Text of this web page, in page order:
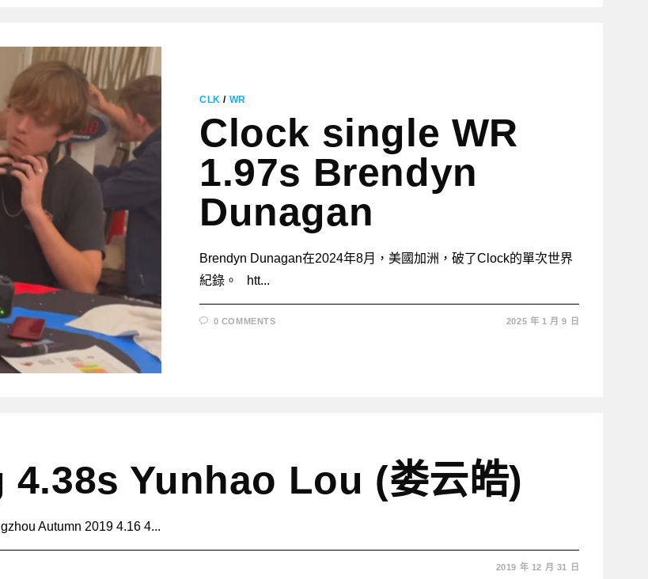
CLK / WR
Clock single WR
1.97s Brendyn
Dunagan
Brendyn Dunagan在2024年8月，美國加洲，破了Clock的單次世界
紀錄。 htt...
0 COMMENTS 2025 年 1 月 9 日
Yunhao Lou (娄云皓)
Autumn 2019 4.16 4...
2019 年 12 月 31 日